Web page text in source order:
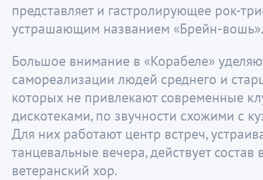
представляет и гастролирующее рок-
устрашающим названием «Брейн-вошь».
Большое внимание в «Корабеле»
самореализации людей среднего и
которых не привлекают современные
дискотеками, по звучности схожими с
Для них работают центр встреч,
танцевальные вечера, действует состав
ветеранский хор.